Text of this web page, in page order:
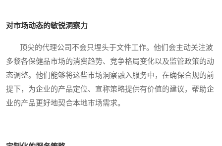
对市场动态的敏锐洞察力
顶尖的代理公司不会只埋头于文件工作。他们会主动关注波
多黎各保健品市场的消费趋势、竞争格局变化以及监管政策的动
态调整。他们能够将这些市场洞察融入服务中，在确保合规的前
提下，为企业的产品定位、宣称策略提供有价值的建议，帮助企
业的产品更好地契合本地市场需求。